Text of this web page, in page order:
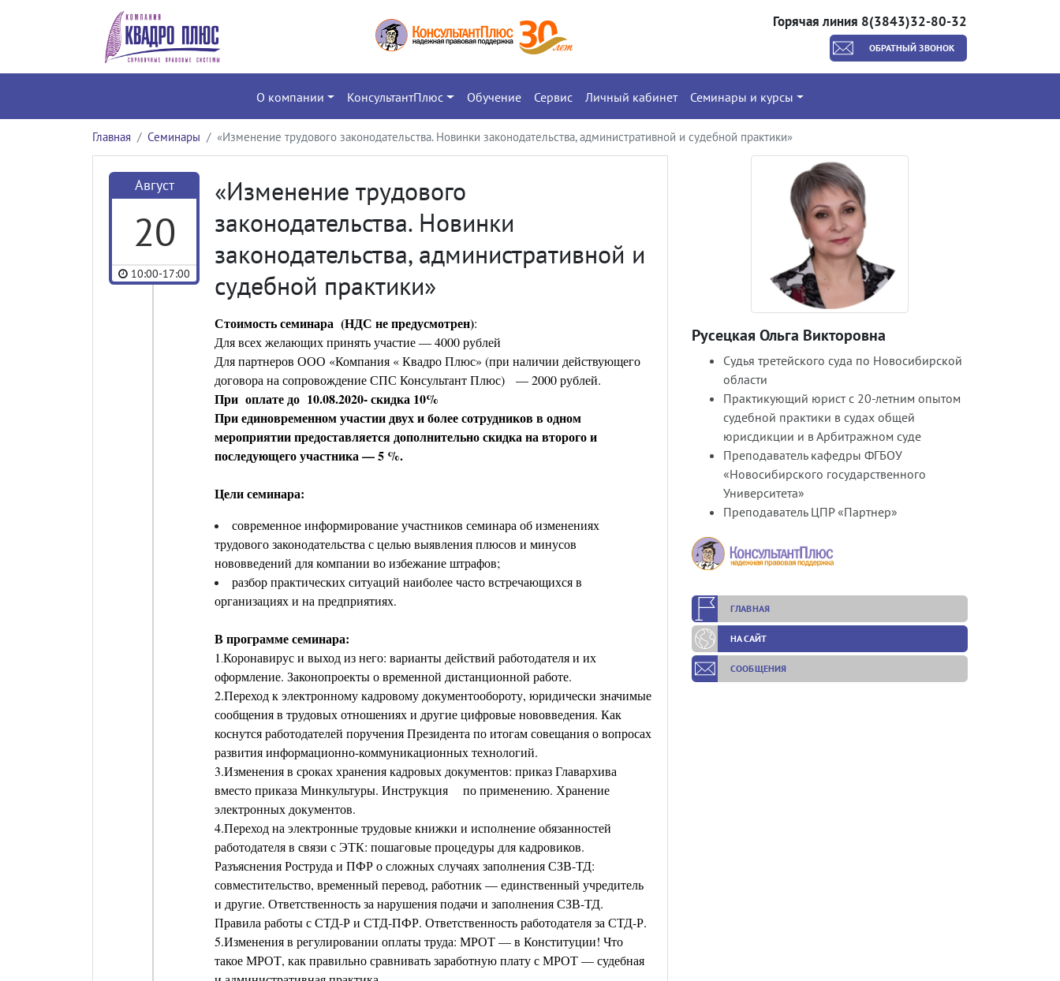
Горячая линия 8(3843)32-80-32
ОБРАТНЫЙ ЗВОНОК
О компании КонсультантПлюс Обучение Сервис Личный кабинет Семинары и курсы
Главная Семинары «Изменение трудового законодательства. Новинки законодательства, административной и судебной практики»
Август
20
10:00-17:00
«Изменение трудового
законодательства. Новинки
законодательства, административной и
судебной практики»
Стоимость семинара (НДС не предусмотрен):
Для всех желающих принять участие — 4000 рублей
Для партнеров ООО «Компания « Квадро Плюс» (при наличии действующего
договора на сопровождение СПС Консультант Плюс) — 2000 рублей.
При оплате до 10.08.2020- скидка 10%
При единовременном участии двух и более сотрудников в одном
мероприятии предоставляется дополнительно скидка на второго и
последующего участника — 5 %.
Цели семинара:
современное информирование участников семинара об изменениях
трудового законодательства с целью выявления плюсов и минусов
нововведений для компании во избежание штрафов;
разбор практических ситуаций наиболее часто встречающихся в
организациях и на предприятиях.
В программе семинара:
1 Коронавирус и выход из него: варианты действий работодателя и их
оформление. Законопроекты о временной дистанционной работе.
2.Переход к электронному кадровому документообороту, юридически значимые
сообщения в трудовых отношениях и другие цифровые нововведения. Как
коснутся работодателей поручения Президента по итогам совещания о вопросах
развития информационно-коммуникационных технологий.
3.Изменения в сроках хранения кадровых документов: приказ Главархива
вместо приказа Минкультуры. Инструкция по применению. Хранение
электронных документов.
4.Переход на электронные трудовые книжки и исполнение обязанностей
работодателя в связи с ЭТК: пошаговые процедуры для кадровиков.
Разъяснения Роструда и ПФР о сложных случаях заполнения СЗВ-ТД:
совместительство, временный перевод, работник — единственный учредитель
и другие. Ответственность за нарушения подачи и заполнения СЗВ-ТД.
Правила работы с СТД-Р и СТД-ПФР. Ответственность работодателя за СТД-Р.
5.Изменения в регулировании оплаты труда: МРОТ — в Конституции! Что
такое МРОТ, как правильно сравнивать заработную плату с МРОТ — судебная
Русецкая Ольга Викторовна
Судья третейского суда по Новосибирской
области
Практикующий юрист с 20-летним опытом
судебной практики в судах общей
юрисдикции и в Арбитражном суде
Преподаватель кафедры ФГБОУ
«Новосибирского государственного
Университета»
Преподаватель ЦПР «Партнер»
ГЛАВНАЯ
НА САЙТ
СООБЩЕНИЯ